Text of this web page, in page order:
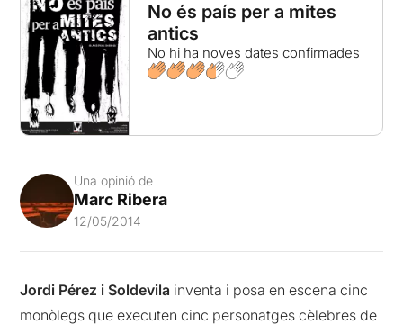
No és país per a mites
antics
No hi ha noves dates confirmades
Una opinió de
Marc Ribera
12/05/2014
Jordi Pérez i Soldevila inventa i posa en escena cinc
monòlegs que executen cinc personatges cèlebres de